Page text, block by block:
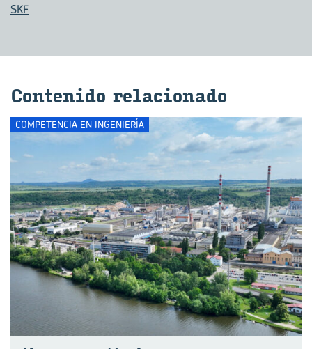
SKF
Con­te­ni­do re­la­cio­na­do
COMPETENCIA EN INGENIERÍA